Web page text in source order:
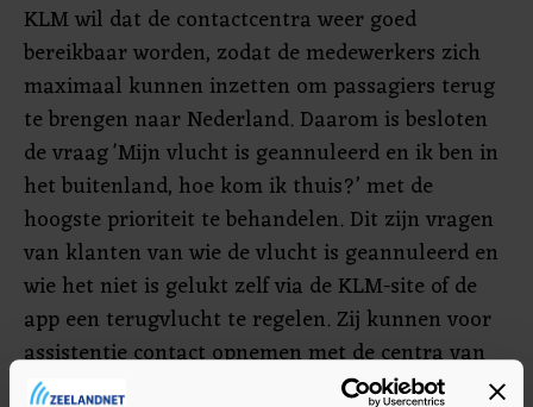
KLM wil dat de contactcentra weer goed
bereikbaar worden, zodat de medewerkers zich
maximaal kunnen inzetten om passagiers terug
te brengen naar Nederland. Daarom is besloten
de vraag 'Mijn vlucht is geannuleerd en ik ben in
het buitenland, hoe kom ik thuis?’ met de
hoogste prioriteit te behandelen. Dit zijn vragen
van klanten van wie de vlucht is geannuleerd en
wie het niet is gelukt zelf via de KLM-site of de
app een terugvlucht te regelen. Zij kunnen voor
assistentie contact opnemen met de centra van
KLM.